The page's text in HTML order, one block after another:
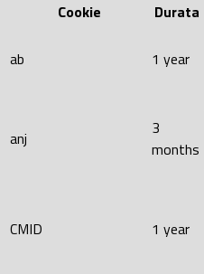
Cookie
Durata
ab 1 year
anj
3
months
CMID 1 year